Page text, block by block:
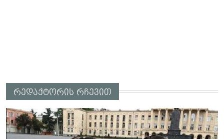
რედაქტორის რჩევით